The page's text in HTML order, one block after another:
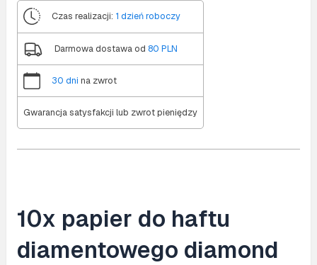
Czas realizacji: 1 dzień roboczy
Darmowa dostawa od 80 PLN
30 dni na zwrot
Gwarancja satysfakcji lub zwrot pieniędzy
10x papier do haftu
diamentowego diamond